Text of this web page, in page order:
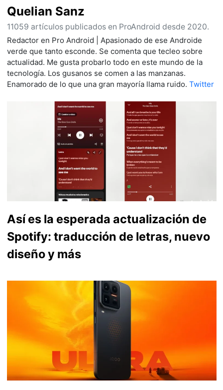
Quelian Sanz
11059 artículos publicados en ProAndroid desde 2020.
Redactor en Pro Android | Apasionado de ese Androide
verde que tanto esconde. Se comenta que tecleo sobre
actualidad. Me gusta probarlo todo en este mundo de la
tecnología. Los gusanos se comen a las manzanas.
Enamorado de lo que una gran mayoría llama ruido. Twitter
Así es la esperada actualización de
Spotify: traducción de letras, nuevo
diseño y más